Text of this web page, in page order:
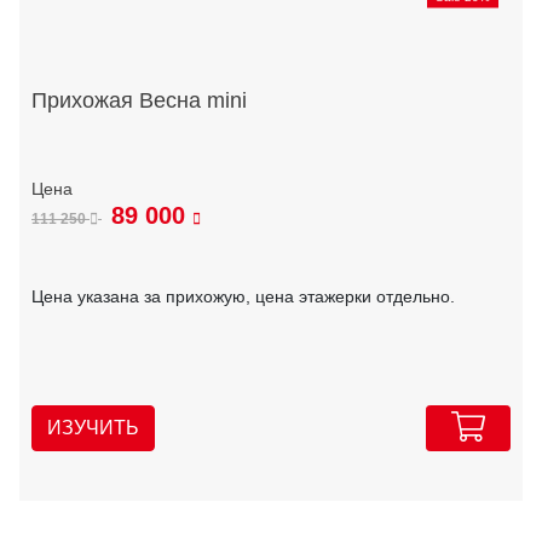
Прихожая Весна mini
111 250 89 000
Цена указана за прихожую, цена этажерки отдельно.
ИЗУЧИТЬ